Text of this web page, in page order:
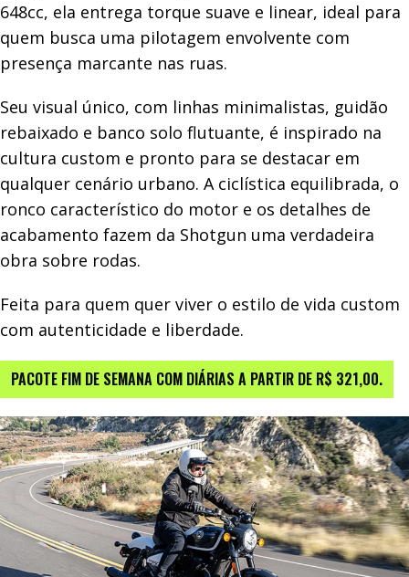
648cc, ela entrega torque suave e linear, ideal para
quem busca uma pilotagem envolvente com
presença marcante nas ruas.
Seu visual único, com linhas minimalistas, guidão
rebaixado e banco solo flutuante, é inspirado na
cultura custom e pronto para se destacar em
qualquer cenário urbano. A ciclística equilibrada, o
ronco característico do motor e os detalhes de
acabamento fazem da Shotgun uma verdadeira
obra sobre rodas.
Feita para quem quer viver o estilo de vida custom
com autenticidade e liberdade.
PACOTE FIM DE SEMANA COM DIÁRIAS A PARTIR DE R$ 321,00.